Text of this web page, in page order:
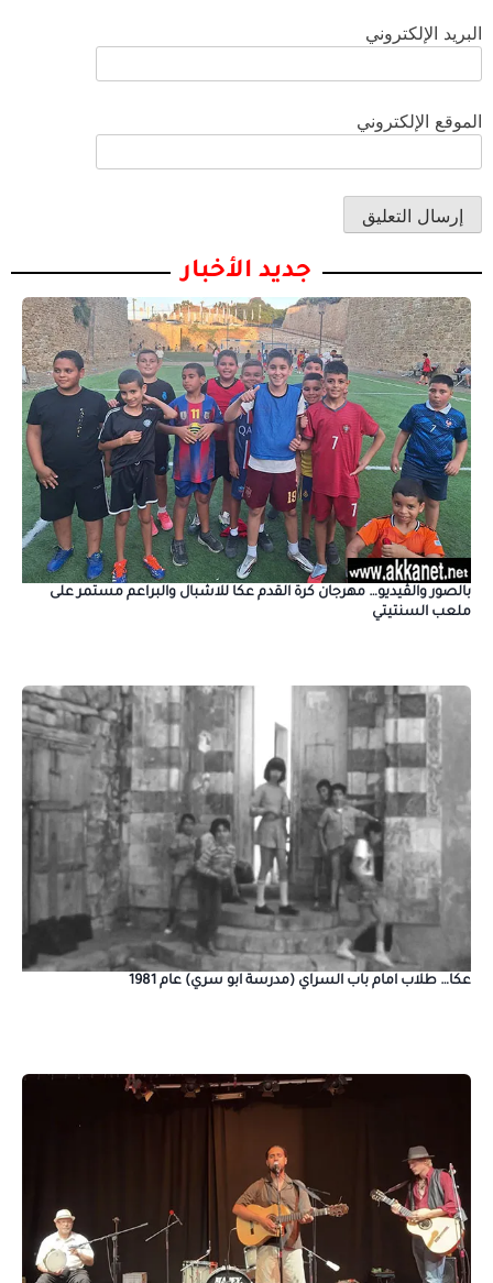
البريد الإلكتروني
الموقع الإلكتروني
جديد الأخبار
بالصور والڤيديو… مهرجان كرة القدم عكا للاشبال والبراعم مستمر على
ملعب السنتيتي
عكا… طلاب امام باب السراي (مدرسة ابو سري) عام 1981